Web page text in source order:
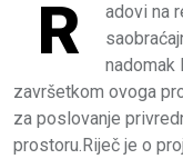
R
adovi na
nadomak
završetkom ovoga
za poslovanje
prostoru.Riječ je o